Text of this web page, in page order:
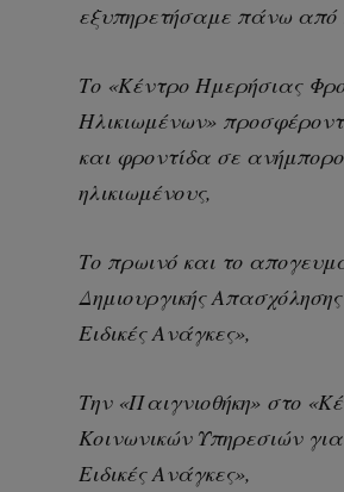
εξυπηρετήσαμε πάνω από
Το «Κέντρο Ημερήσιας
Ηλικιωμένων»
και φροντίδα σε
ηλικιωμένους,
Το πρωινό και το
Δημιουργικής
Ειδικές Ανάγκες»,
Την «Παιγνιοθήκη» στο
Κοινωνικών Υπηρεσιών
Ειδικές Ανάγκες»,